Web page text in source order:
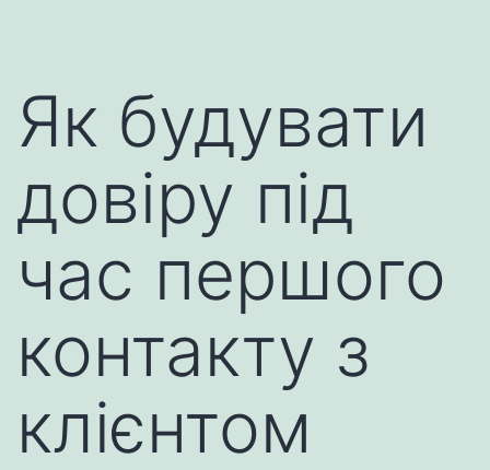
Як будувати
довіру під
час першого
контакту з
клієнтом